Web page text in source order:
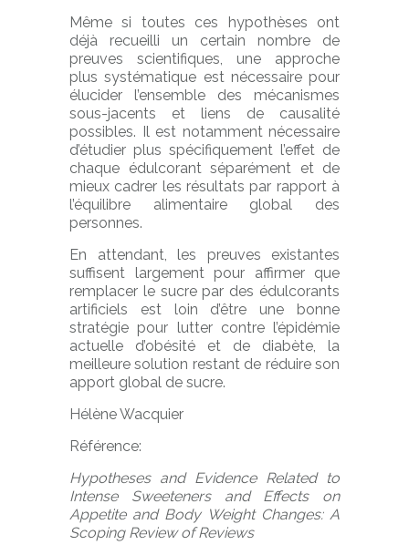
Même si toutes ces hypothèses ont
déjà recueilli un certain nombre de
preuves scientifiques, une approche
plus systématique est nécessaire pour
élucider l’ensemble des mécanismes
sous-jacents et liens de causalité
possibles. Il est notamment nécessaire
d’étudier plus spécifiquement l’effet de
chaque édulcorant séparément et de
mieux cadrer les résultats par rapport à
l’équilibre alimentaire global des
personnes.
En attendant, les preuves existantes
suffisent largement pour affirmer que
remplacer le sucre par des édulcorants
artificiels est loin d’être une bonne
stratégie pour lutter contre l’épidémie
actuelle d’obésité et de diabète, la
meilleure solution restant de réduire son
apport global de sucre.
Hélène Wacquier
Référence:
Hypotheses and Evidence Related to
Intense Sweeteners and Effects on
Appetite and Body Weight Changes: A
Scoping Review of Reviews